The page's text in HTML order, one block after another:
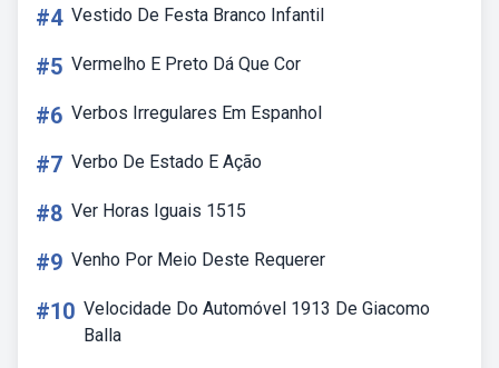
#4 Vestido De Festa Branco Infantil
#5 Vermelho E Preto Dá Que Cor
#6 Verbos Irregulares Em Espanhol
#7 Verbo De Estado E Ação
#8 Ver Horas Iguais 1515
#9 Venho Por Meio Deste Requerer
#10 Velocidade Do Automóvel 1913 De Giacomo
Balla